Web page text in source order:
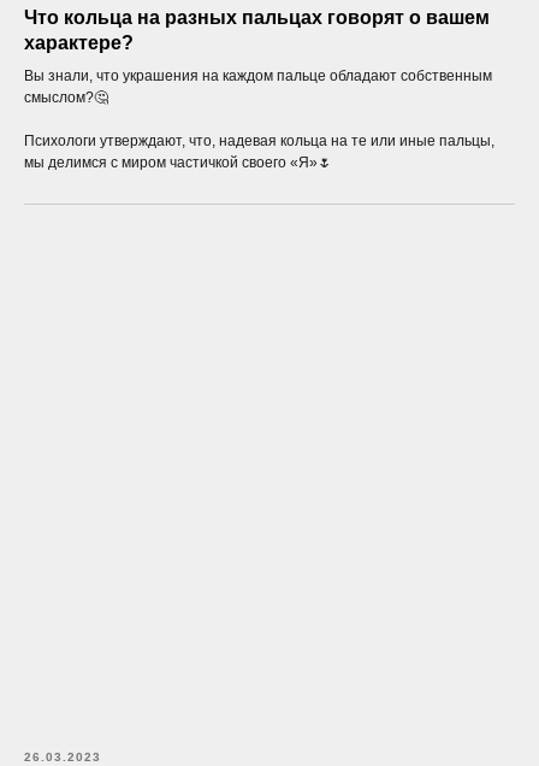
Что кольца на разных пальцах говорят о вашем
характере?
Вы знали, что украшения на каждом пальце обладают собственным
смыслом?🤔
Психологи утверждают, что, надевая кольца на те или иные пальцы,
мы делимся с миром частичкой своего «Я»🌷
26.03.2023